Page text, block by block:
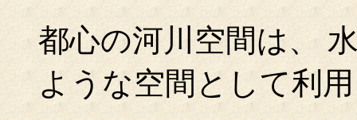
都心の河川空間は、
ような空間として利